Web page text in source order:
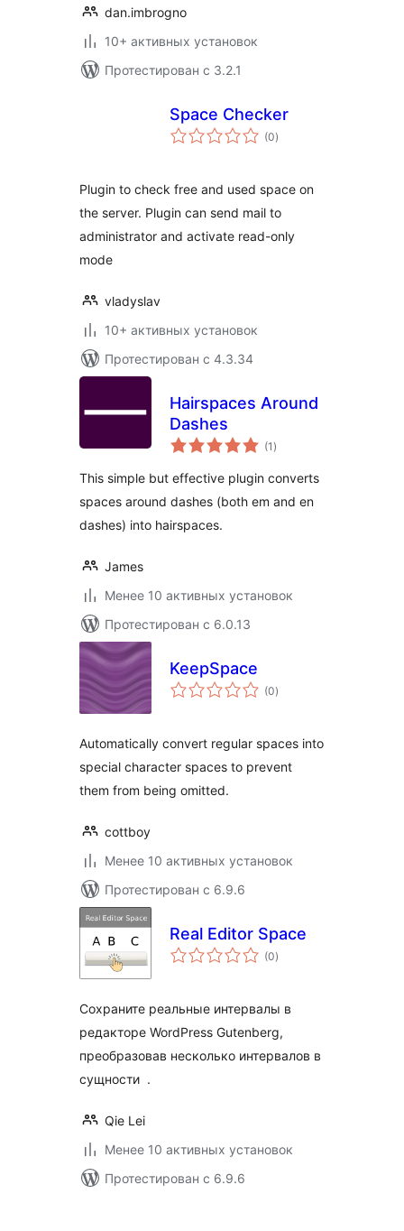
dan.imbrogno
10+ активных установок
Протестирован с 3.2.1
Space Checker
(0общий
рейтинг
)
Plugin to check free and used space on
the server. Plugin can send mail to
administrator and activate read-only
mode
vladyslav
10+ активных установок
Протестирован с 4.3.34
Hairspaces Around
Dashes
(1 общий
рейтинг
)
This simple but effective plugin converts
spaces around dashes (both em and en
dashes) into hairspaces.
James
Менее 10 активных установок
Протестирован с 6.0.13
KeepSpace
(0общий
рейтинг
)
Automatically convert regular spaces into
special character spaces to prevent
them from being omitted.
cottboy
Менее 10 активных установок
Протестирован с 6.9.6
Real Editor Space
(0общий
рейтинг
)
Сохраните реальные интервалы в
редакторе WordPress Gutenberg,
преобразовав несколько интервалов в
сущности .
Qie Lei
Менее 10 активных установок
Протестирован с 6.9.6